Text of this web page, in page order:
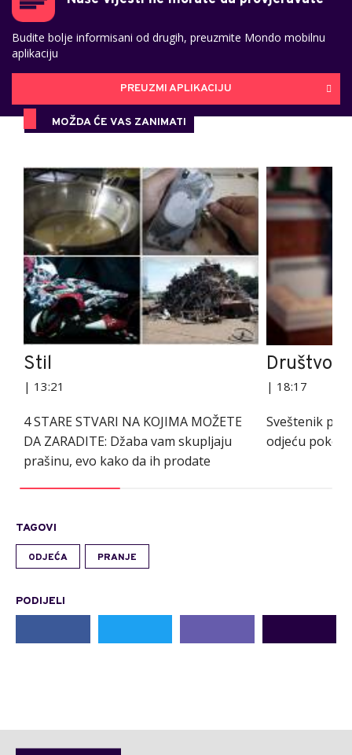
Budite bolje informisani od drugih, preuzmite Mondo mobilnu
aplikaciju
PREUZMI APLIKACIJU
MOŽDA ĆE VAS ZANIMATI
Stil
| 13:21
4 STARE STVARI NA KOJIMA MOŽETE
DA ZARADITE: Džaba vam skupljaju
prašinu, evo kako da ih prodate
Društvo
| 18:17
Sveštenik
odjeću
TAGOVI
ODJEĆA PRANJE
PODIJELI